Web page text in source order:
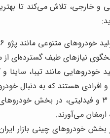
و خارجی، تلاش می‌کند تا
نیازهای طیف گسترده‌ای
خودروهایی مانند تیبا،
هستند که به دنبال
این شرکت با تولید خودروهایی مانند
می‌آورند.
خودروهای چینی بازار